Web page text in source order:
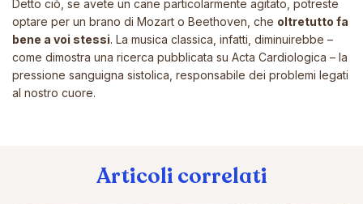
Detto ciò, se avete un cane particolarmente agitato, potreste
optare per un brano di Mozart o Beethoven, che oltretutto fa
bene a voi stessi. La musica classica, infatti, diminuirebbe –
come dimostra una ricerca pubblicata su Acta Cardiologica – la
pressione sanguigna sistolica, responsabile dei problemi legati
al nostro cuore.
Articoli correlati